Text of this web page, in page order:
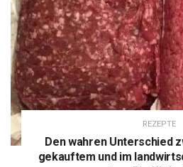
REZEPTE
Den wahren Unterschied
gekauftem und im